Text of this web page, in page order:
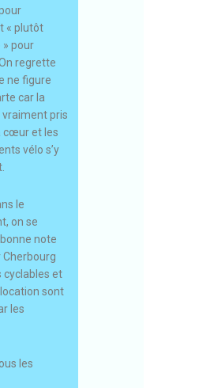
« plutôt
pour
regrette
ne figure
car la
pris
cœur et les
vélo s’y
le
on se
note
cyclables et
sont
les
les